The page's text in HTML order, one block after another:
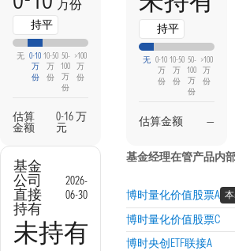
万份
持平
无 0-10
万
份
10-50
万
份
50-
100
万
份
>100
万
份
估算
金额
0-16 万
元
持平
无 0-10
万
份
10-50
万
份
50-
100
万
份
>100
万
份
估算金额 —
基金
公司
直接
持有
2026-
06-30
未持有
博时量化价值股票A
博时量化价值股票C
博时央创ETF联接A